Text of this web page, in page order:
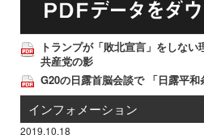
トランプが「敗北宣言」をしな
共産党の影
G20の日露首脳会談で 「日露平
インフォメーション
2019.10.18